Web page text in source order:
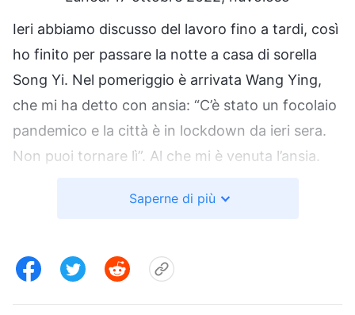
Ieri abbiamo discusso del lavoro fino a tardi, così
ho finito per passare la notte a casa di sorella
Song Yi. Nel pomeriggio è arrivata Wang Ying,
che mi ha detto con ansia: “C’è stato un focolaio
pandemico e la città è in lockdown da ieri sera.
Non puoi tornare lì”. Al che mi è venuta l’ansia.
dell’oppressione; ora è arrivata la pandemia e la
termine questo lavoro ora che ci troviamo di
fronte a un doppio problema? La pandemia sta
imperversando; fuori ci sono pattuglie ovunque.
Saperne di più